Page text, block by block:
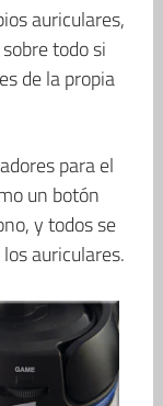
auriculares,
todo si
de la propia
para el
un botón
y todos se
auriculares.